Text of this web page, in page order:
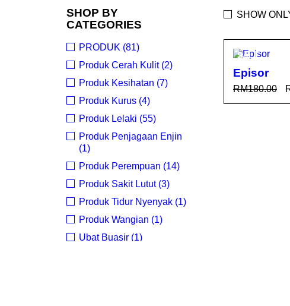
SHOP BY
CATEGORIES
PRODUK (81)
Produk Cerah Kulit (2)
Produk Kesihatan (7)
Produk Kurus (4)
Produk Lelaki (55)
Produk Penjagaan Enjin
(1)
Produk Perempuan (14)
Produk Sakit Lutut (3)
Produk Tidur Nyenyak (1)
Produk Wangian (1)
Ubat Buasir (1)
SHOW
SALE
Episor
RM180.00
SELECT